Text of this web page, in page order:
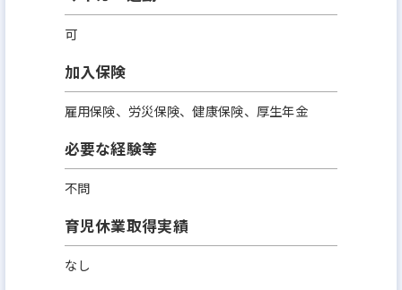
可
加入保険
雇用保険、労災保険、健康保険、厚生年金
必要な経験等
不問
育児休業取得実績
なし